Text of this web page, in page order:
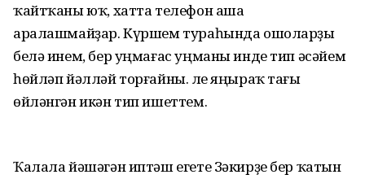
ҡайтҡаны юҡ, хатта телефон аша
аралашмайҙар. Күршем тураһында ошоларҙы
белә инем, бер уңмағас уңманы инде тип әсәйем
һөйләп йәлләй торғайны. Әле яңыраҡ тағы
өйләнгән икән тип ишеттем.
Ҡалала йәшәгән иптәш егете Зәкирҙе бер ҡатын